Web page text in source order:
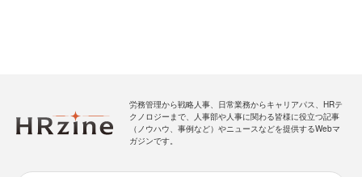
労務管理から戦略人事、日常業務からキャリアパス、HRテ
クノロジーまで、人事部や人事に関わる皆様に役立つ記事
（ノウハウ、事例など）やニュースなどを提供するWebマ
ガジンです。